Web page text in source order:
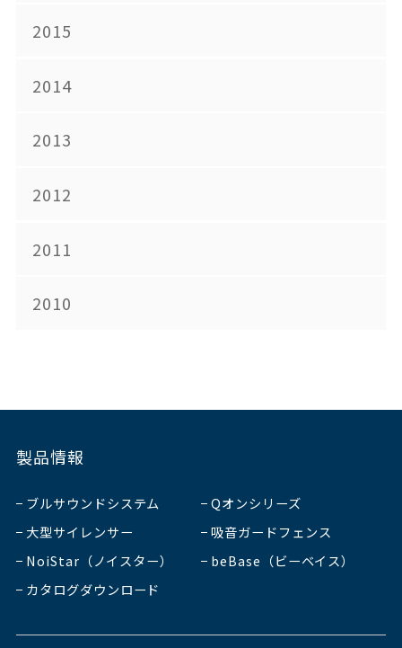
2015
2014
2013
2012
2011
2010
製品情報
ブルサウンドシステム
Qオンシリーズ
大型サイレンサー
吸音ガードフェンス
NoiStar（ノイスター）
beBase（ビーベイス）
カタログダウンロード